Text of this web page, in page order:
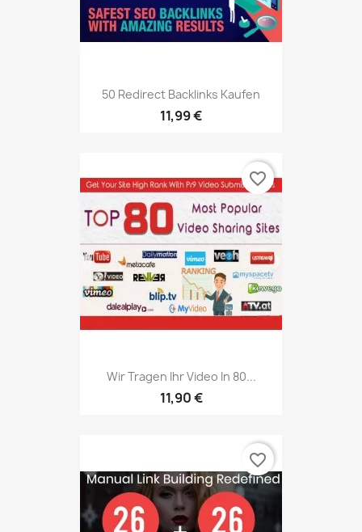
50 Redirect Backlinks Kaufen
11,99 €
Wir Tragen Ihr Video In 80...
11,90 €
favorite_border
favorite_border